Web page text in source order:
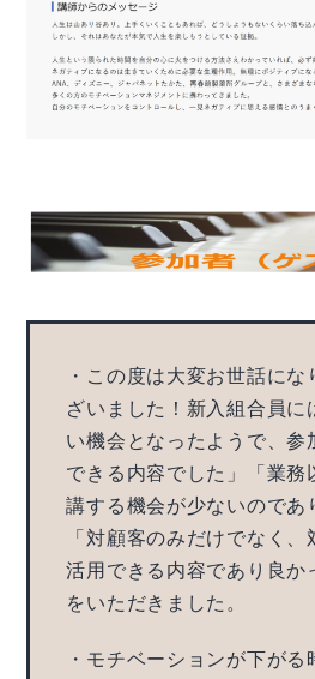
・この度は大変お世話に
ざいました！新入組合員に
い機会となったようで、参
できる内容でした」「業務
講する機会が少ないのであ
「対顧客のみだけでなく
活用できる内容であり良か
をいただきました。
・モチベーションが下が